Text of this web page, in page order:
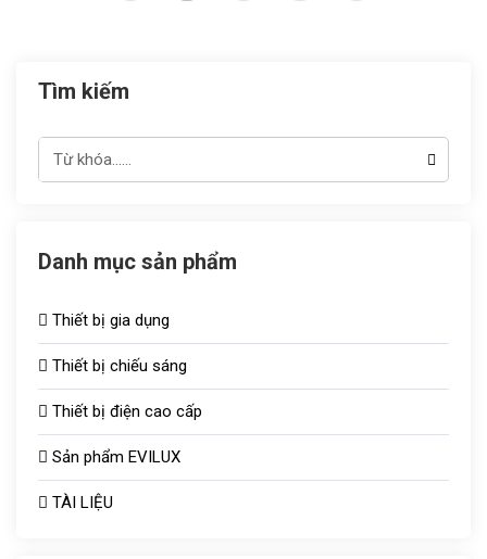
Tìm kiếm
Danh mục sản phẩm
Thiết bị gia dụng
Thiết bị chiếu sáng
Thiết bị điện cao cấp
Đèn chiếu sáng TOT
Công tắc ổ cắm
Sản phẩm EVILUX
Bóng sưởi
TÀI LIỆU